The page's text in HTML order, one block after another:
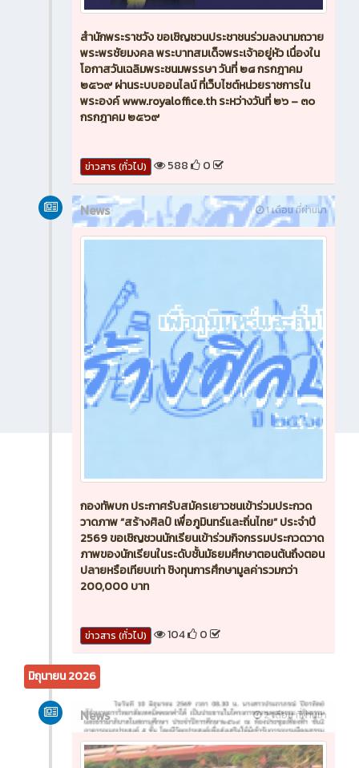
สำนักพระราชวัง ขอเชิญชวนประชาชนร่วมลงนามถวาย
พระพรชัยมงคล พระบาทสมเด็จพระเจ้าอยู่หัว เนื่องใน
โอกาสวันเฉลิมพระชนมพรรษา วันที่ ๒๘ กรกฎาคม
๒๕๖๙ ผ่านระบบออนไลน์ ที่เว็บไซต์หน่วยราชการใน
พระองค์ www.royaloffice.th ระหว่างวันที่ ๒๖ – ๓๐
กรกฎาคม ๒๕๖๙
ข่าวสาร (ทั่วไป) 588 0
1 เดือน ที่ผ่านมา
News
กองทัพบก ประกาศรับสมัครเยาวชนเข้าร่วมประกวด
วาดภาพ “สร้างศิลป์ เพื่อภูมินทร์และถิ่นไทย” ประจำปี
2569 ขอเชิญชวนนักเรียนเข้าร่วมกิจกรรมประกวดวาด
ภาพของนักเรียนในระดับชั้นมัธยมศึกษาตอนต้นถึงตอน
ปลายหรือเทียบเท่า ชิงทุนการศึกษามูลค่ารวมกว่า
200,000 บาท
ข่าวสาร (ทั่วไป) 104 0
มิถุนายน 2026
2 เดือน ที่ผ่านมา
News